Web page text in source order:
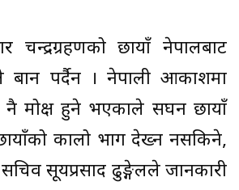
चन्द्रग्रहणको छायाँ नेपालबाट
पर्दैन । नेपाली आकाशमा
नै मोक्ष हुने भएकाले सघन छायाँ
कालो भाग देख्न नसकिने,
सूर्यप्रसाद ढुङ्गेलले जानकारी